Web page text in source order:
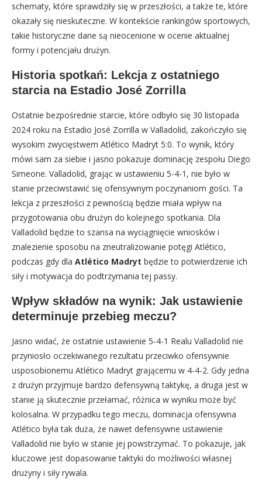
schematy, które sprawdziły się w przeszłości, a także te, które
okazały się nieskuteczne. W kontekście rankingów sportowych,
takie historyczne dane są nieocenione w ocenie aktualnej
formy i potencjału drużyn.
Historia spotkań: Lekcja z ostatniego
starcia na Estadio José Zorrilla
Ostatnie bezpośrednie starcie, które odbyło się 30 listopada
2024 roku na Estadio José Zorrilla w Valladolid, zakończyło się
wysokim zwycięstwem Atlético Madryt 5:0. To wynik, który
mówi sam za siebie i jasno pokazuje dominację zespołu Diego
Simeone. Valladolid, grając w ustawieniu 5-4-1, nie było w
stanie przeciwstawić się ofensywnym poczynaniom gości. Ta
lekcja z przeszłości z pewnością będzie miała wpływ na
przygotowania obu drużyn do kolejnego spotkania. Dla
Valladolid będzie to szansa na wyciągnięcie wniosków i
znalezienie sposobu na zneutralizowanie potęgi Atlético,
podczas gdy dla Atlético Madryt będzie to potwierdzenie ich
siły i motywacja do podtrzymania tej passy.
Wpływ składów na wynik: Jak ustawienie
determinuje przebieg meczu?
Jasno widać, że ostatnie ustawienie 5-4-1 Realu Valladolid nie
przyniosło oczekiwanego rezultatu przeciwko ofensywnie
usposobionemu Atlético Madryt grającemu w 4-4-2. Gdy jedna
z drużyn przyjmuje bardzo defensywną taktykę, a druga jest w
stanie ją skutecznie przełamać, różnica w wyniku może być
kolosalna. W przypadku tego meczu, dominacja ofensywna
Atlético była tak duża, że nawet defensywne ustawienie
Valladolid nie było w stanie jej powstrzymać. To pokazuje, jak
kluczowe jest dopasowanie taktyki do możliwości własnej
drużyny i siły rywala.